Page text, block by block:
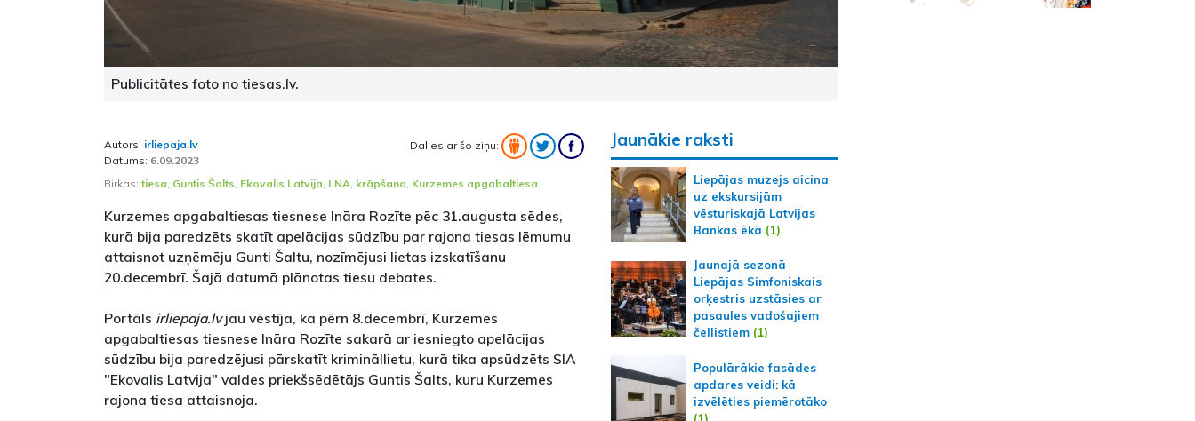
Publicitātes foto no tiesas.lv.
Autors: irliepaja.lv
Datums: 6.09.2023
Dalies ar šo ziņu:
Birkas:tiesa, Guntis Šalts, Ekovalis Latvija, LNA, krāpšana, Kurzemes apgabaltiesa
Kurzemes apgabaltiesas tiesnese Ināra Rozīte pēc 31.augusta sēdes,
kurā bija paredzēts skatīt apelācijas sūdzību par rajona tiesas lēmumu
attaisnot uzņēmēju Gunti Šaltu, nozīmējusi lietas izskatīšanu
20.decembrī. Šajā datumā plānotas tiesu debates.
Portāls irliepaja.lvjau vēstīja, ka pērn 8.decembrī, Kurzemes
apgabaltiesas tiesnese Ināra Rozīte sakarā ar iesniegto apelācijas
sūdzību bija paredzējusi pārskatīt krimināllietu, kurā tika apsūdzēts SIA
"Ekovalis Latvija" valdes priekšsēdētājs Guntis Šalts, kuru Kurzemes
rajona tiesa attaisnoja.
Jaunākie raksti
Liepājas muzejs aicina
uz ekskursijām
vēsturiskajā Latvijas
Bankas ēkā (1)
Jaunajā sezonā
Liepājas Simfoniskais
orķestris uzstāsies ar
pasaules vadošajiem
čellistiem(1)
Populārākie fasādes
apdares veidi: kā
izvēlēties piemērotāko
(1)